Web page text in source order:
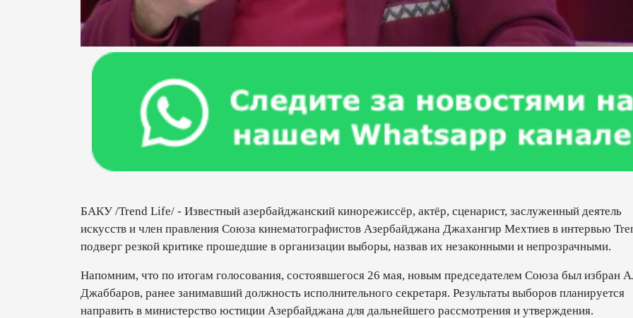
БАКУ /Trend Life/ - Известный азербайджанский кинорежиссёр, актёр, сценарист, заслуженный деятель
искусств и член правления Союза кинематографистов Азербайджана Джахангир Мехтиев в интервью
подверг резкой критике прошедшие в организации выборы, назвав их незаконными и непрозрачными.
Напомним, что по итогам голосования, состоявшегося 26 мая, новым председателем Союза был избран
Джаббаров, ранее занимавший должность исполнительного секретаря. Результаты выборов планируется
направить в министерство юстиции Азербайджана для дальнейшего рассмотрения и утверждения.